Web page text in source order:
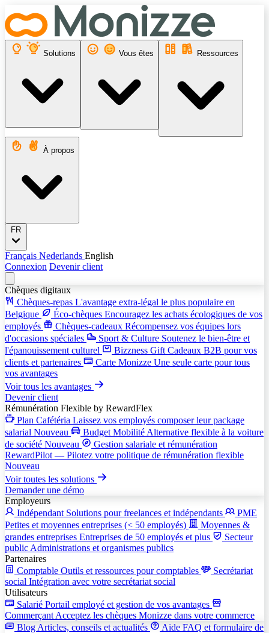
Solutions Vous êtes Ressources
À propos
Français Nederlands English
Connexion Devenir client
Chèques digitaux
Chèques-repas L'avantage extra-légal le plus populaire en
Belgique
Éco-chèques Encouragez les achats écologiques de vos
employés
Chèques-cadeaux Récompensez vos équipes lors
d'occasions spéciales
Sport & Culture Soutenez le bien-être et
l'épanouissement culturel
Bizzness Gift Cadeaux B2B pour vos
clients et partenaires
Carte Monizze Une seule carte pour tous
vos avantages
Voir tous les avantages
Devenir client
Rémunération Flexible by RewardFlex
Plan Cafétéria Laissez vos employés composer leur package
salarial Nouveau Budget Mobilité Alternative flexible à la voiture
de société Nouveau
Gestion salariale et rémunération
RewardPilot — Pilotez votre politique de rémunération flexible
Nouveau
Voir toutes les solutions
Demander une démo
Employeurs
Indépendant Solutions pour freelances et indépendants
PME
Petites et moyennes entreprises (< 50 employés)
Moyennes &
grandes entreprises Entreprises de 50 employés et plus
Secteur
public Administrations et organismes publics
Partenaires
Comptable Outils et ressources pour comptables
Secrétariat
social Intégration avec votre secrétariat social
Utilisateurs
Salarié Portail employé et gestion de vos avantages
Commerçant Acceptez les chèques Monizze dans votre commerce
Blog Articles, conseils et actualités Aide FAQ et formulaire de